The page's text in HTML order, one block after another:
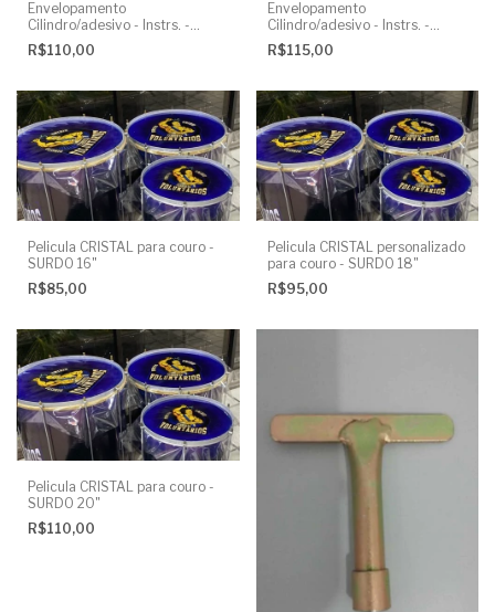
Envelopamento
Cilindro/adesivo - Instrs. -
Surdos 18"
R$110,00
Envelopamento
Cilindro/adesivo - Instrs. -
Surdos 20"
R$115,00
Pelicula CRISTAL para couro -
SURDO 16"
R$85,00
Pelicula CRISTAL personalizado
para couro - SURDO 18"
R$95,00
Pelicula CRISTAL para couro -
SURDO 20"
R$110,00